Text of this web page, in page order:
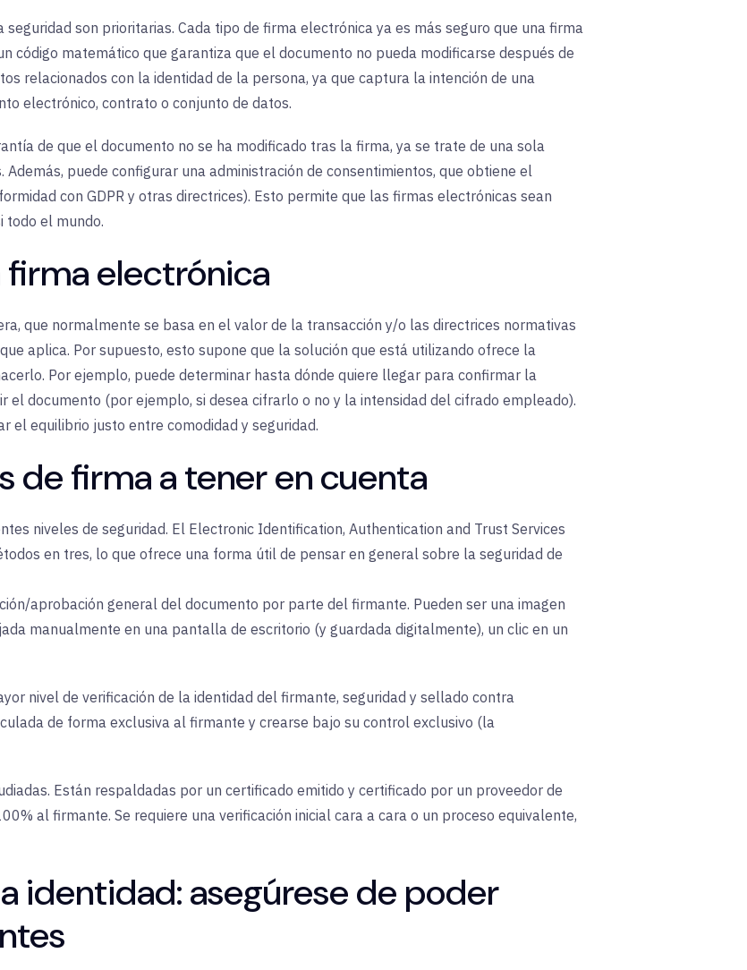
son prioritarias. Cada tipo de firma electrónica ya es más seguro que una firma
código matemático que garantiza que el documento no pueda modificarse después de
relacionados con la identidad de la persona, ya que captura la intención de una
electrónico, contrato o conjunto de datos.
de que el documento no se ha modificado tras la firma, ya se trate de una sola
puede configurar una administración de consentimientos, que obtiene el
con GDPR y otras directrices). Esto permite que las firmas electrónicas sean
todo el mundo.
electrónica
que normalmente se basa en el valor de la transacción y/o las directrices normativas
aplica. Por supuesto, esto supone que la solución que está utilizando ofrece la
Por ejemplo, puede determinar hasta dónde quiere llegar para confirmar la
el documento (por ejemplo, si desea cifrarlo o no y la intensidad del cifrado empleado).
el equilibrio justo entre comodidad y seguridad.
de firma a tener en cuenta
niveles de seguridad. El Electronic Identification, Authentication and Trust Services
en tres, lo que ofrece una forma útil de pensar en general sobre la seguridad de
aprobación general del documento por parte del firmante. Pueden ser una imagen
manualmente en una pantalla de escritorio (y guardada digitalmente), un clic en un
nivel de verificación de la identidad del firmante, seguridad y sellado contra
de forma exclusiva al firmante y crearse bajo su control exclusivo (la
Están respaldadas por un certificado emitido y certificado por un proveedor de
al firmante. Se requiere una verificación inicial cara a cara o un proceso equivalente,
identidad: asegúrese de poder